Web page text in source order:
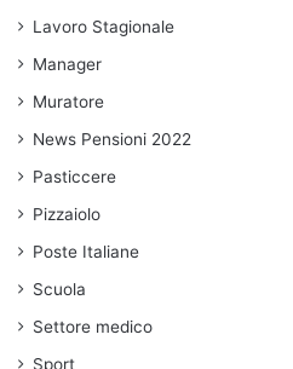
Lavoro Stagionale
Manager
Muratore
News Pensioni 2022
Pasticcere
Pizzaiolo
Poste Italiane
Scuola
Settore medico
Sport